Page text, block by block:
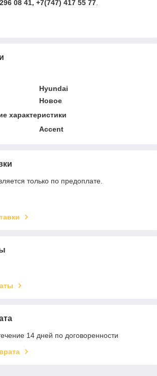
08 41, +7(747) 417 55 77
Hyundai
Новое
характеристики
Accent
только по предоплате.
14 дней по договоренности